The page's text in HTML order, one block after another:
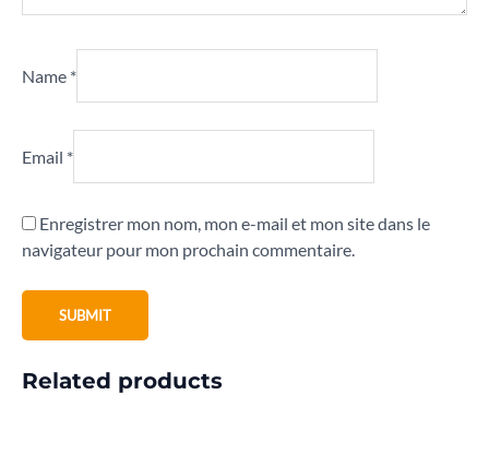
Name *
Email *
Enregistrer mon nom, mon e-mail et mon site dans le
navigateur pour mon prochain commentaire.
Related products